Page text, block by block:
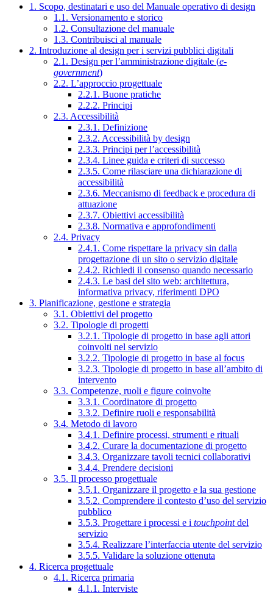
1. Scopo, destinatari e uso del Manuale operativo di design
1.1. Versionamento e storico
1.2. Consultazione del manuale
1.3. Contribuisci al manuale
2. Introduzione al design per i servizi pubblici digitali
2.1. Design per l’amministrazione digitale (e-
government)
2.2. L’approccio progettuale
2.2.1. Buone pratiche
2.2.2. Principi
2.3. Accessibilità
2.3.1. Definizione
2.3.2. Accessibilità by design
2.3.3. Principi per l’accessibilità
2.3.4. Linee guida e criteri di successo
2.3.5. Come rilasciare una dichiarazione di
accessibilità
2.3.6. Meccanismo di feedback e procedura di
attuazione
2.3.7. Obiettivi accessibilità
2.3.8. Normativa e approfondimenti
2.4. Privacy
2.4.1. Come rispettare la privacy sin dalla
progettazione di un sito o servizio digitale
2.4.2. Richiedi il consenso quando necessario
2.4.3. Le basi del sito web: architettura,
informativa privacy, riferimenti DPO
3. Pianificazione, gestione e strategia
3.1. Obiettivi del progetto
3.2. Tipologie di progetti
3.2.1. Tipologie di progetto in base agli attori
coinvolti nel servizio
3.2.2. Tipologie di progetto in base al focus
3.2.3. Tipologie di progetto in base all’ambito di
intervento
3.3. Competenze, ruoli e figure coinvolte
3.3.1. Coordinatore di progetto
3.3.2. Definire ruoli e responsabilità
3.4. Metodo di lavoro
3.4.1. Definire processi, strumenti e rituali
3.4.2. Curare la documentazione di progetto
3.4.3. Organizzare tavoli tecnici collaborativi
3.4.4. Prendere decisioni
3.5. Il processo progettuale
3.5.1. Organizzare il progetto e la sua gestione
3.5.2. Comprendere il contesto d’uso del servizio
pubblico
3.5.3. Progettare i processi e i touchpointdel
servizio
3.5.4. Realizzare l’interfaccia utente del servizio
3.5.5. Validare la soluzione ottenuta
4. Ricerca progettuale
4.1. Ricerca primaria
4.1.1. Interviste